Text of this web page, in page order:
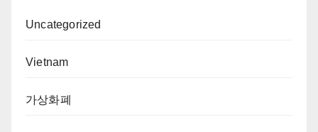
Uncategorized
Vietnam
가상화폐